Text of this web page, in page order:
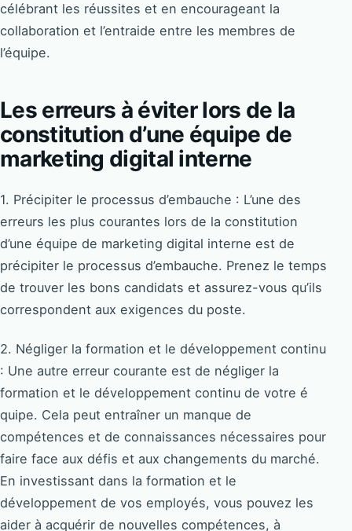
célébrant les réussites et en encourageant la
collaboration et l’entraide entre les membres de
l’équipe.
Les erreurs à éviter lors de la
constitution d’une équipe de
marketing digital interne
1. Précipiter le processus d’embauche : L’une des
erreurs les plus courantes lors de la constitution
d’une équipe de marketing digital interne est de
précipiter le processus d’embauche. Prenez le temps
de trouver les bons candidats et assurez-vous qu’ils
correspondent aux exigences du poste.
2. Négliger la formation et le développement continu
: Une autre erreur courante est de négliger la
formation et le développement continu de votre é
quipe. Cela peut entraîner un manque de
compétences et de connaissances nécessaires pour
faire face aux défis et aux changements du marché.
En investissant dans la formation et le
développement de vos employés, vous pouvez les
aider à acquérir de nouvelles compétences, à